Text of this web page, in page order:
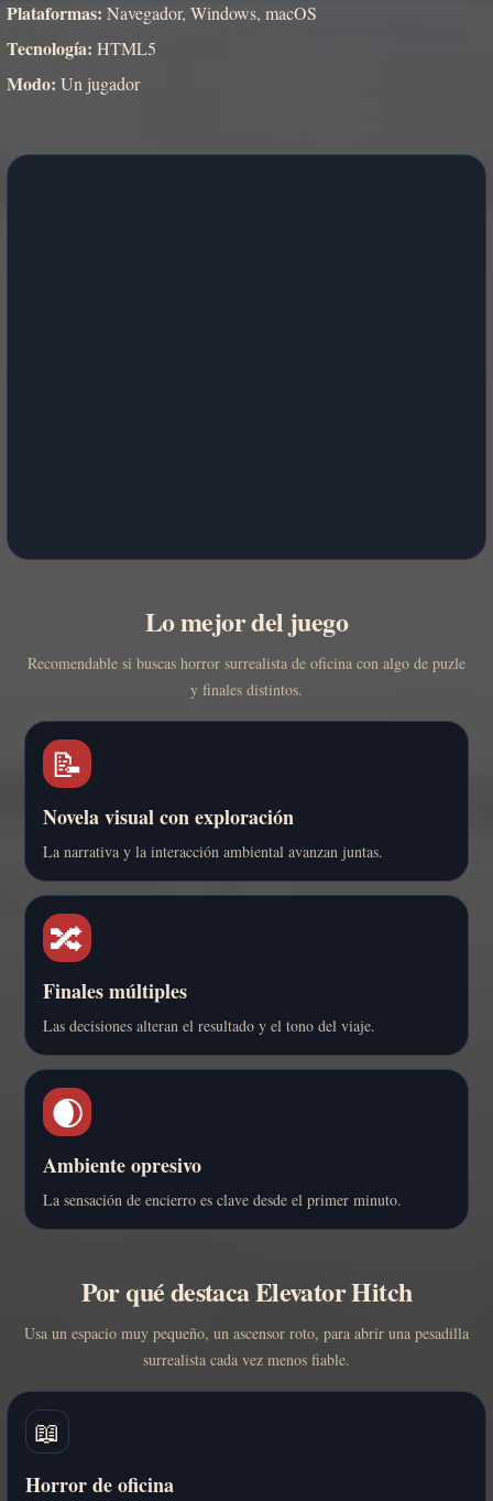
Plataformas: Navegador, Windows, macOS
Tecnología: HTML5
Modo: Un jugador
Lo mejor del juego
Recomendable si buscas horror surrealista de oficina con algo de puzle
y finales distintos.
📝
Novela visual con exploración
La narrativa y la interacción ambiental avanzan juntas.
🔀
Finales múltiples
Las decisiones alteran el resultado y el tono del viaje.
🌒
Ambiente opresivo
La sensación de encierro es clave desde el primer minuto.
Por qué destaca Elevator Hitch
Usa un espacio muy pequeño, un ascensor roto, para abrir una pesadilla
surrealista cada vez menos fiable.
📖
Horror de oficina